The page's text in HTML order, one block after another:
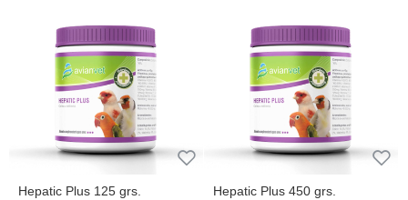
Hepatic Plus 125 grs. Hepatic Plus 450 grs.